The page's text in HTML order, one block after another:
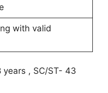
with valid
years , SC/ST- 43